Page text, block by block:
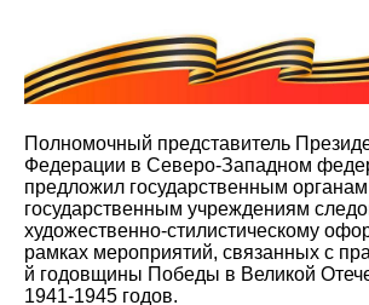
Полномочный представитель
Федерации в Северо-Западном
предложил государственным
государственным учреждениям
художественно-стилистическому
рамках мероприятий, связанных с
й годовщины Победы в Великой
1941-1945 годов.